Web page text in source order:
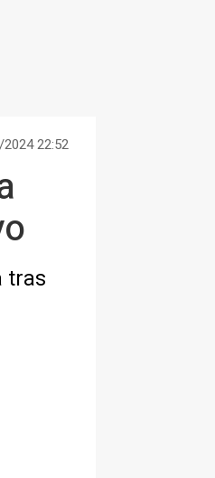
22:52
tras